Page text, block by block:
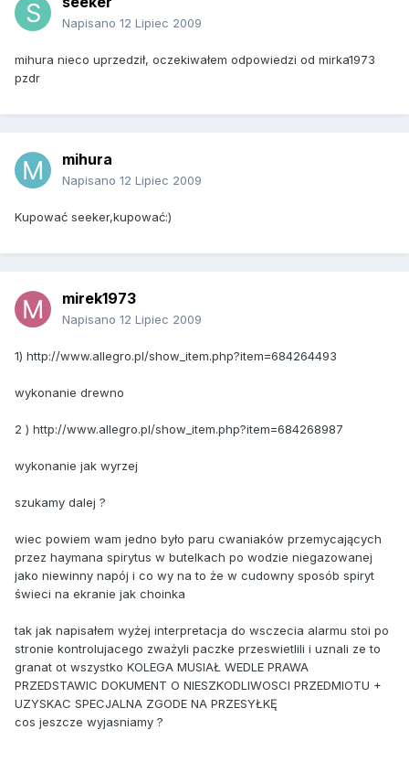
Napisano 12 Lipiec 2009
mihura nieco uprzedził, oczekiwałem odpowiedzi od mirka1973
pzdr
mihura
Napisano 12 Lipiec 2009
Kupować seeker,kupować:)
mirek1973
Napisano 12 Lipiec 2009
1) http://www.allegro.pl/show_item.php?item=684264493
wykonanie drewno
2 ) http://www.allegro.pl/show_item.php?item=684268987
wykonanie jak wyrzej
szukamy dalej ?
wiec powiem wam jedno było paru cwaniaków przemycających
przez haymana spirytus w butelkach po wodzie niegazowanej
jako niewinny napój i co wy na to że w cudowny sposób spiryt
świeci na ekranie jak choinka
tak jak napisałem wyżej interpretacja do wsczecia alarmu stoi po
stronie kontrolujacego zważyli paczke przeswietlili i uznali ze to
granat ot wszystko KOLEGA MUSIAŁ WEDLE PRAWA
PRZEDSTAWIC DOKUMENT O NIESZKODLIWOSCI PRZEDMIOTU +
UZYSKAC SPECJALNA ZGODE NA PRZESYŁKĘ
cos jeszcze wyjasniamy ?